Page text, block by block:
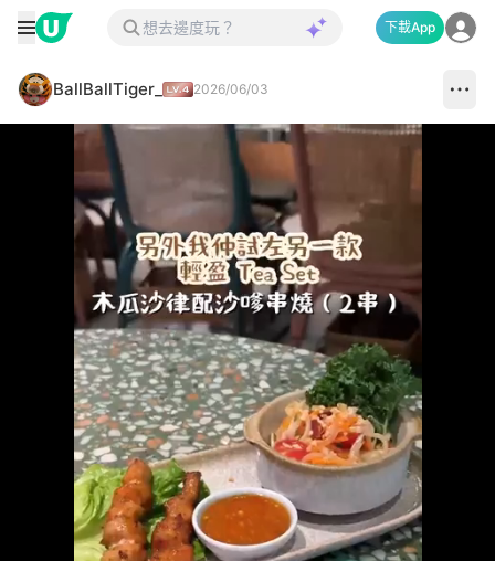
下載App
BallBallTiger_ 2026/06/03